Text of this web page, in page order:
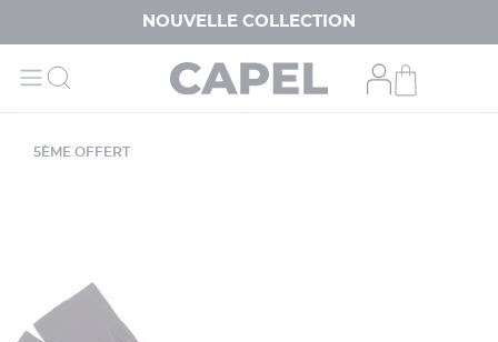
NOUVELLE COLLECTION
5ÈME OFFERT